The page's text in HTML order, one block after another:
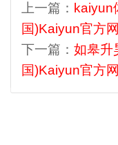
上一篇： kaiyun
国)Kaiyun官方
下一篇： 如皋升
国)Kaiyun官方